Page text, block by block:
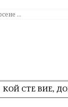
КОЙ СТЕ ВИЕ,